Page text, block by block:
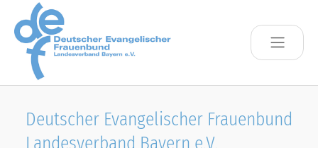
Skip to main content
Deutscher Evangelischer Frauenbund
Landesverband Bayern e.V.